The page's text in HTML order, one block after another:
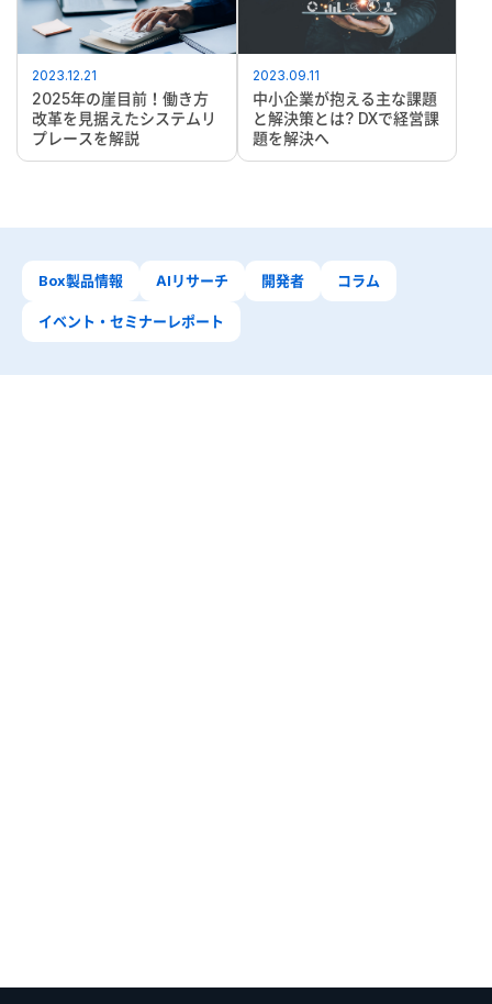
2023.12.21
2025年の崖目前！働き方
改革を見据えたシステムリ
プレースを解説
2023.09.11
中小企業が抱える主な課題
と解決策とは? DXで経営課
題を解決へ
Box製品情報 AIリサーチ 開発者 コラム
イベント・セミナーレポート